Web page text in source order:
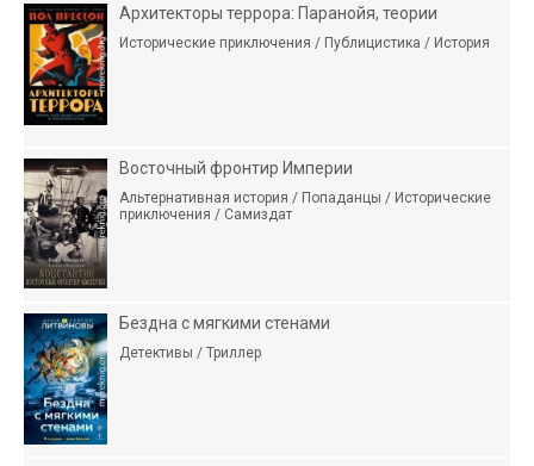
Архитекторы террора: Паранойя, теории
Исторические приключения / Публицистика / История
Восточный фронтир Империи
Альтернативная история / Попаданцы / Исторические
приключения / Самиздат
Бездна с мягкими стенами
Детективы / Триллер